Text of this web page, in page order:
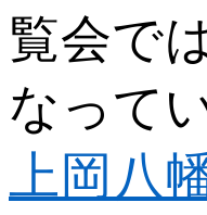
覧会で
なって
上岡八